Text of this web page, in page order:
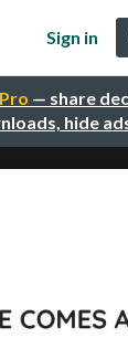
— share
hide
Sign in